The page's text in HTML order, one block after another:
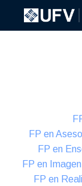
FP en
FP en
FP en
FP en